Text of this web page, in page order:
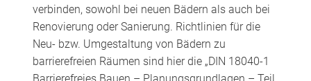
verbinden, sowohl bei neuen Bädern als auch bei
Renovierung oder Sanierung. Richtlinien für die
Neu- bzw. Umgestaltung von Bädern zu
barrierefreien Räumen sind hier die „DIN 18040-1